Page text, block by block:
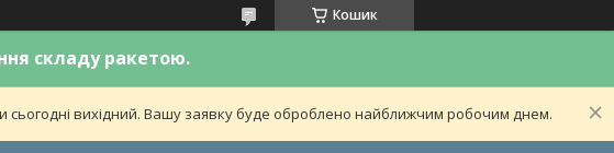
Кошик
складу ракетою.
сьогодні вихідний. Вашу заявку буде оброблено найближчим робочим днем.